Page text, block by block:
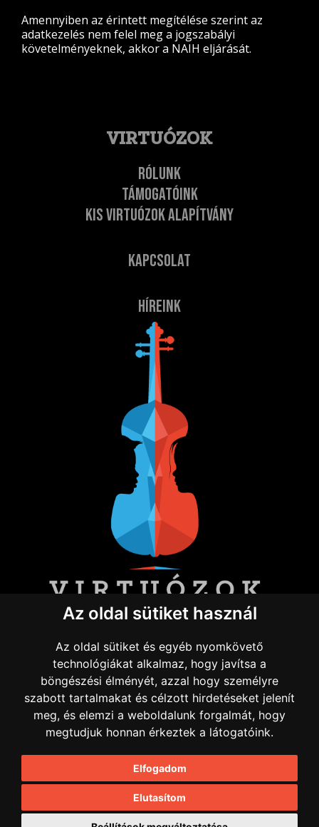
Az oldal sütiket használ
Az oldal sütiket és egyéb nyomkövető
technológiákat alkalmaz, hogy javítsa a
böngészési élményét, azzal hogy személyre
szabott tartalmakat és célzott hirdetéseket jelenít
meg, és elemzi a weboldalunk forgalmát, hogy
megtudjuk honnan érkeztek a látogatóink.
Elfogadom
Elutasítom
Amennyiben az érintett megítélése szerint az
adatkezelés nem felel meg a jogszabályi
követelményeknek, akkor a NAIH eljárását.
VIRTUÓZOK
Rólunk
Támogatóink
Kis Virtuózok Alapítvány
Kapcsolat
Híreink
INFORMÁCIÓ
Impresszum
HÁZIREND
All Rights Reserved 2026 Virtuosos Holding
Ltd. London